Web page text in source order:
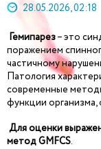
28.05.2026, 02:18
Гемипарез– это
поражением
частичному
Патология
современные
функции
Дляоценки
метод GMFCS.